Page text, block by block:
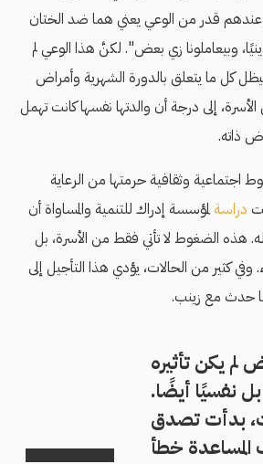
قدر من الوعي يعني هما ضد الختان
وبيعاملونا زي بعض". لكنَّ هذا الوعي لم
كل ما يتعلق بالدورة الشهرية وأمراض
الأسرة، إلى درجة أن والدتها نفسها كانت تهمل
ذاته.
وثقافية حرمتها من الرعاية
دراسة لمؤسسة إدراك للتنمية والمساواة أن
هذه الضغوط لا تأتي فقط من الأسرة، بل
وفي كثير من الحالات، يؤدي هذا التأجيل إلى
حدث مع زينب.
لم يكن تأثيره
نفسيًا أيضًا.
بدأت تصدق
خطأ